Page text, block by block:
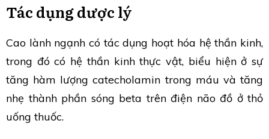
Tác dụng dược lý
Cao lành ngạnh có tác dụng hoạt hóa hệ thần kinh,
trong đó có hệ thần kinh thực vật, biểu hiện ở sự
tăng hàm lượng catecholamin trong máu và tăng
nhẹ thành phần sóng beta trên điện não đồ ở thỏ
uống thuốc.